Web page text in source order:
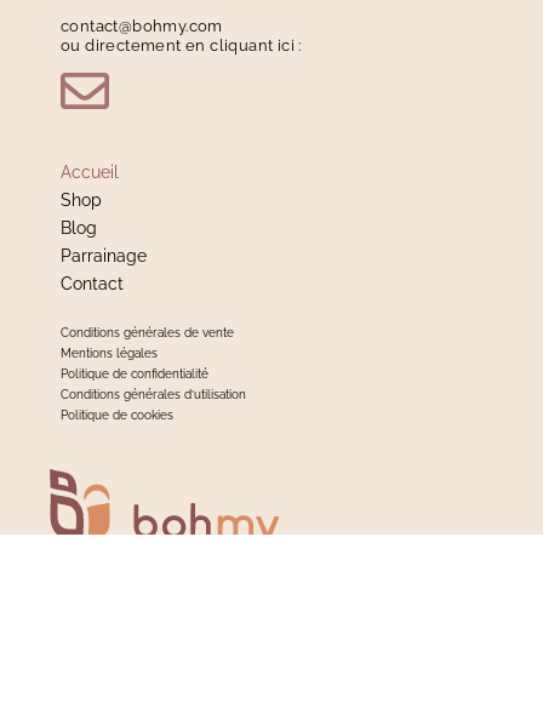
contact@bohmy.com
ou directement en cliquant ici :
Accueil
Shop
Blog
Parrainage
Contact
Conditions générales de vente
Mentions légales
Politique de confidentialité
Conditions générales d’utilisation
Politique de cookies